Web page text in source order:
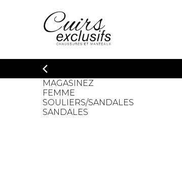
MAGASINEZ
FEMME
SOULIERS/SANDALES
SANDALES